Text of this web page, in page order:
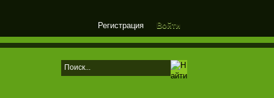
Регистрация Войти